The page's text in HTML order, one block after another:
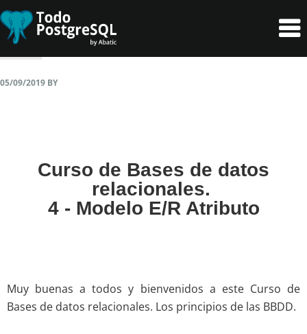
Skip
to
primary
Skip
to
content
05/09/2019 BY
Curso de Bases de datos
relacionales.
4 - Modelo E/R Atributo
Muy buenas a todos y bienvenidos a este Curso de
Bases de datos relacionales. Los principios de las BBDD.